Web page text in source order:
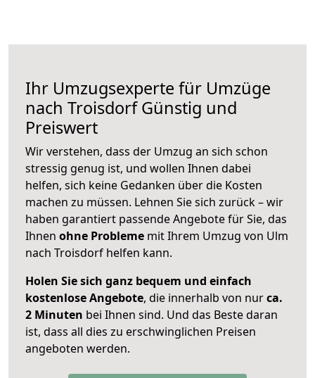
Ihr Umzugsexperte für Umzüge
nach TroisdorfGünstig und
Preiswert
Wir verstehen, dass der Umzug an sich schon
stressig genug ist, und wollen Ihnen dabei
helfen, sich keine Gedanken über die Kosten
machen zu müssen. Lehnen Sie sich zurück – wir
haben garantiert passende Angebote für Sie, das
Ihnen ohne Probleme mit Ihrem Umzug von Ulm
nach Troisdorf helfen kann.
Holen Sie sich ganz bequem und einfach
kostenlose Angebote, die innerhalb von nurca.
2 Minuten bei Ihnen sind. Und das Beste daran
ist, dass all dies zu erschwinglichen Preisen
angeboten werden.